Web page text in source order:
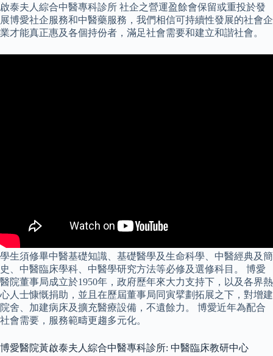
啟泰夫人綜合中醫專科診所 社企之營運盈餘會保留或重投於發
展博愛社企服務和中醫藥服務，我們相信可持續性發展的社會企
業才能真正惠及各個持份者，滿足社會需要和建立和諧社會。
學生須修畢中醫基礎知識、基礎醫學及生命科學、中醫經典及簡
史、中醫臨床學科、中醫學研究方法等必修及選修科目。 博愛
醫院董事局成立於1950年，政府歷年來大力支持下，以及各界熱
心人士慷慨捐助，並且在歷屆董事局同寅擘劃拓展之下，對增建
院舍、加建病床及擴充醫療設備，不遺餘力。 博愛近年為配合
社會需要，服務範疇更趨多元化。
博愛醫院黃啟泰夫人綜合中醫專科診所: 中醫臨床教研中心